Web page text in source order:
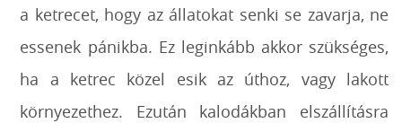
a ketrecet, hogy az állatokat senki se zavarja, ne
essenek pánikba. Ez leginkább akkor szükséges,
ha a ketrec közel esik az úthoz, vagy lakott
környezethez. Ezután kalodákban elszállításra